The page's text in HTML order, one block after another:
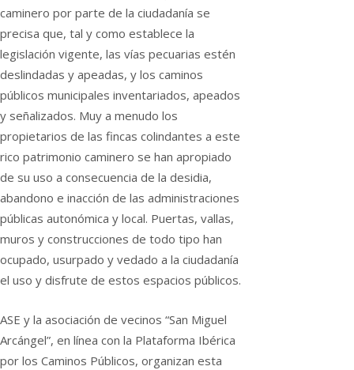
caminero por parte de la ciudadanía se
precisa que, tal y como establece la
legislación vigente, las vías pecuarias estén
deslindadas y apeadas, y los caminos
públicos municipales inventariados, apeados
y señalizados. Muy a menudo los
propietarios de las fincas colindantes a este
rico patrimonio caminero se han apropiado
de su uso a consecuencia de la desidia,
abandono e inacción de las administraciones
públicas autonómica y local. Puertas, vallas,
muros y construcciones de todo tipo han
ocupado, usurpado y vedado a la ciudadanía
el uso y disfrute de estos espacios públicos.
ASE y la asociación de vecinos “San Miguel
Arcángel”, en línea con la Plataforma Ibérica
por los Caminos Públicos, organizan esta